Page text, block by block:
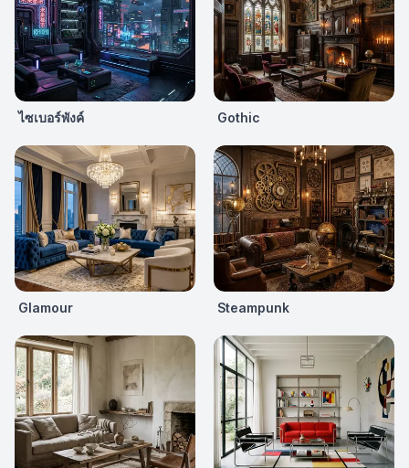
ไซเบอร์พังค์ Gothic
Glamour Steampunk